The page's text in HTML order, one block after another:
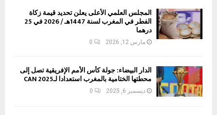
المجلس العلمي الأعلى يعلن تحديد قيمة زكاة
الفطر في المغرب لسنة 1447هـ / 2026 في 25
درهما
مارس 12, 2026 0
الدار البيضاء: جولة كأس الأمم الإفريقية تصل إلى
محطتها الختامية بالمغرب استعدادا لـCAN 2025
ديسمبر 6, 2025 0